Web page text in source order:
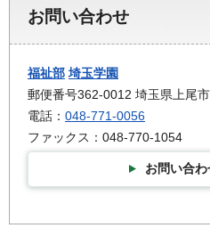
お問い合わせ
福祉部 埼玉学園
郵便番号362-0012 埼玉県上尾
電話： 048-771-0056
ファックス：048-770-1054
お問い合